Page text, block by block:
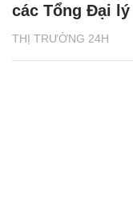
THỊ TRƯỜNG 24H
các Tổng Đại